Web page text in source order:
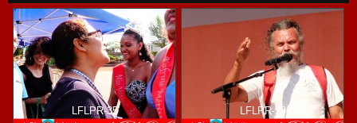
LFLPR-35 LFLPR-29